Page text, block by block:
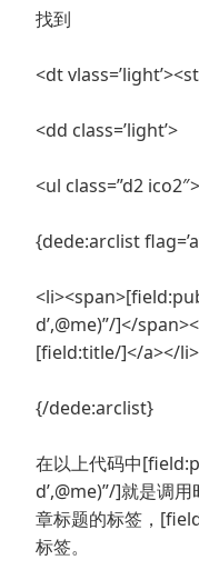
找到
<dt
<dd class=’light’>
<ul class=”d2 ico2″>
{dede:arclist
d’,@me)”/]</
[field:title/]</a></li>
{/dede:arclist}
在以上代码中
d’,@me)”/]就是调
章标题的标签，
标签。